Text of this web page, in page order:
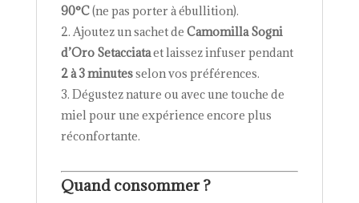
90°C(ne pas porter à ébullition).
Ajoutez un sachet de Camomilla Sogni
d’Oro Setacciataet laissez infuser pendant
2 à 3 minutesselon vos préférences.
Dégustez nature ou avec une touche de
miel pour une expérience encore plus
réconfortante.
Quand consommer ?